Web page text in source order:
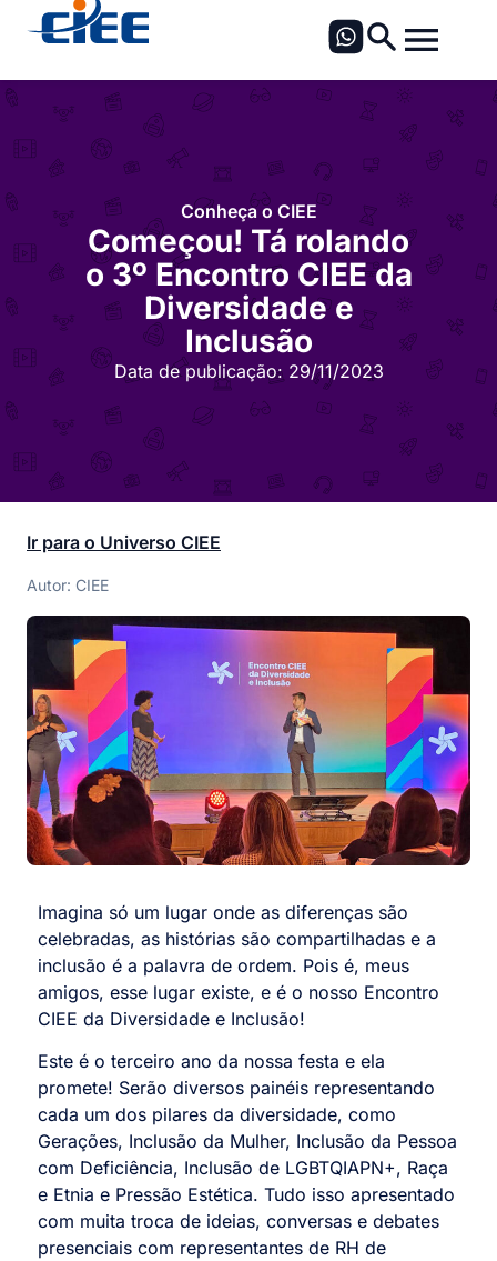
Conheça o CIEE
Começou! Tá rolando
o 3º Encontro CIEE da
Diversidade e
Inclusão
Data de publicação: 29/11/2023
Ir para o Universo CIEE
Autor: CIEE
Imagina só um lugar onde as diferenças são
celebradas, as histórias são compartilhadas e a
inclusão é a palavra de ordem. Pois é, meus
amigos, esse lugar existe, e é o nosso Encontro
CIEE da Diversidade e Inclusão!
Este é o terceiro ano da nossa festa e ela
promete! Serão diversos painéis representando
cada um dos pilares da diversidade, como
Gerações, Inclusão da Mulher, Inclusão da Pessoa
com Deficiência, Inclusão de LGBTQIAPN+, Raça
e Etnia e Pressão Estética. Tudo isso apresentado
com muita troca de ideias, conversas e debates
presenciais com representantes de RH de